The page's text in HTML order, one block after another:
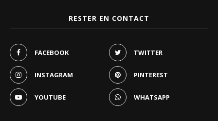
RESTER EN CONTACT
FACEBOOK TWITTER
INSTAGRAM PINTEREST
YOUTUBE WHATSAPP